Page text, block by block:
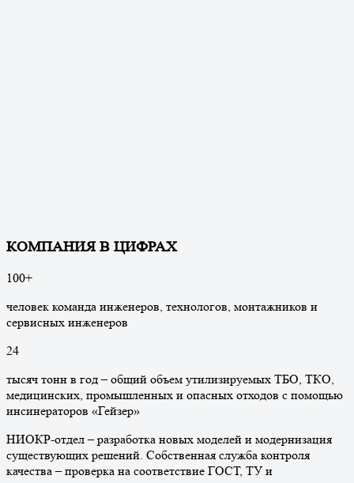
КОМПАНИЯ В ЦИФРАХ
100+
человек команда инженеров, технологов, монтажников и
сервисных инженеров
24
тысяч тонн в год – общий объем утилизируемых ТБО, ТКО,
медицинских, промышленных и опасных отходов с помощью
инсинераторов «Гейзер»
НИОКР-отдел – разработка новых моделей и модернизация
существующих решений. Собственная служба контроля
качества – проверка на соответствие ГОСТ, ТУ и